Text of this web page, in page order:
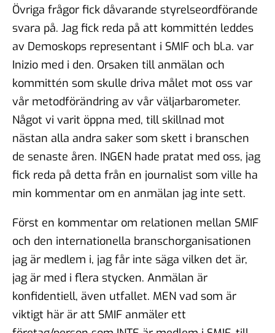
Övriga frågor fick dåvarande styrelseordförande
svara på. Jag fick reda på att kommittén leddes
av Demoskops representant i SMIF och bl.a. var
Inizio med i den. Orsaken till anmälan och
kommittén som skulle driva målet mot oss var
vår metodförändring av vår väljarbarometer.
Något vi varit öppna med, till skillnad mot
nästan alla andra saker som skett i branschen
de senaste åren. INGEN hade pratat med oss, jag
fick reda på detta från en journalist som ville ha
min kommentar om en anmälan jag inte sett.
Först en kommentar om relationen mellan SMIF
och den internationella branschorganisationen
jag är medlem i, jag får inte säga vilken det är,
jag är med i flera stycken. Anmälan är
konfidentiell, även utfallet. MEN vad som är
viktigt här är att SMIF anmäler ett